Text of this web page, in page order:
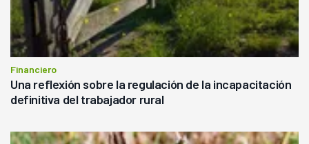
Financiero
Una reflexión sobre la regulación de la incapacitación
definitiva del trabajador rural